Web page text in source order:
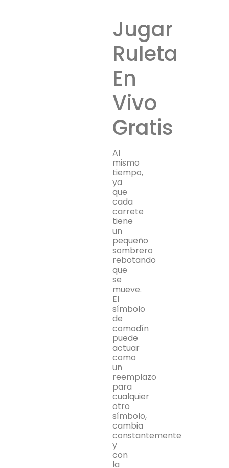
Jugar
Ruleta
En
Vivo
Gratis
Al
mismo
tiempo,
ya
que
cada
carrete
tiene
un
pequeño
sombrero
rebotando
que
se
mueve.
El
símbolo
de
comodín
puede
actuar
como
un
reemplazo
para
cualquier
otro
símbolo,
cambia
constantemente
y
con
la